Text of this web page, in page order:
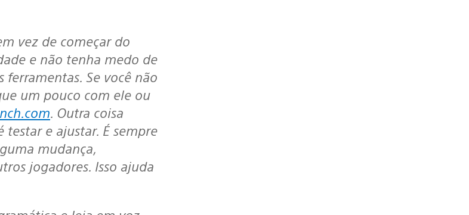
e não tenha medo de
Se você não
um pouco com ele ou
. Outra coisa
testar e ajustar. É sempre
mudança,
jogadores. Isso ajuda